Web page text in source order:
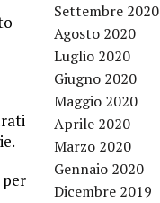
Settembre 2020
Agosto 2020
Luglio 2020
Giugno 2020
Maggio 2020
Aprile 2020
Marzo 2020
Gennaio 2020
Dicembre 2019